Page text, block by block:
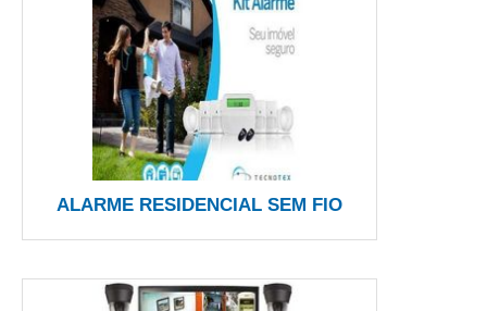
ALARME RESIDENCIAL SEM FIO